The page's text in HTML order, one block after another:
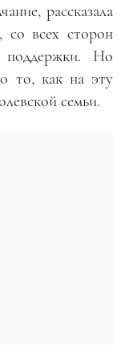
рассказала
всех сторон
поддержки. Но
то, как на эту
семьи.